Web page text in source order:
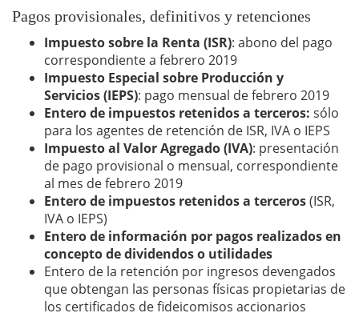
Pagos provisionales, definitivos y retenciones
Impuesto sobre la Renta (ISR): abono del pago
correspondiente a febrero 2019
Impuesto Especial sobre Producción y
Servicios (IEPS): pago mensual de febrero 2019
Entero de impuestos retenidos a terceros: sólo
para los agentes de retención de ISR, IVA o IEPS
Impuesto al Valor Agregado (IVA): presentación
de pago provisional o mensual, correspondiente
al mes de febrero 2019
Entero de impuestos retenidos a terceros(ISR,
IVA o IEPS)
Entero de información por pagos realizados en
concepto de dividendos o utilidades
Entero de la retención por ingresos devengados
que obtengan las personas físicas propietarias de
los certificados de fideicomisos accionarios